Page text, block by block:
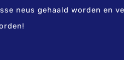
neus gehaald worden en